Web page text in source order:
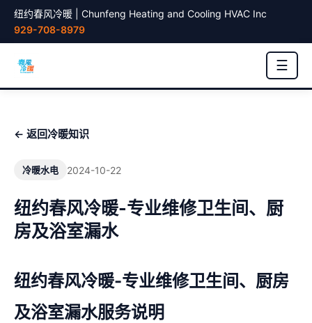
纽约春风冷暖 | Chunfeng Heating and Cooling HVAC Inc
929-708-8979
☰
← 返回冷暖知识
冷暖水电 2024-10-22
纽约春风冷暖-专业维修卫生间、厨
房及浴室漏水
纽约春风冷暖-专业维修卫生间、厨房
及浴室漏水服务说明